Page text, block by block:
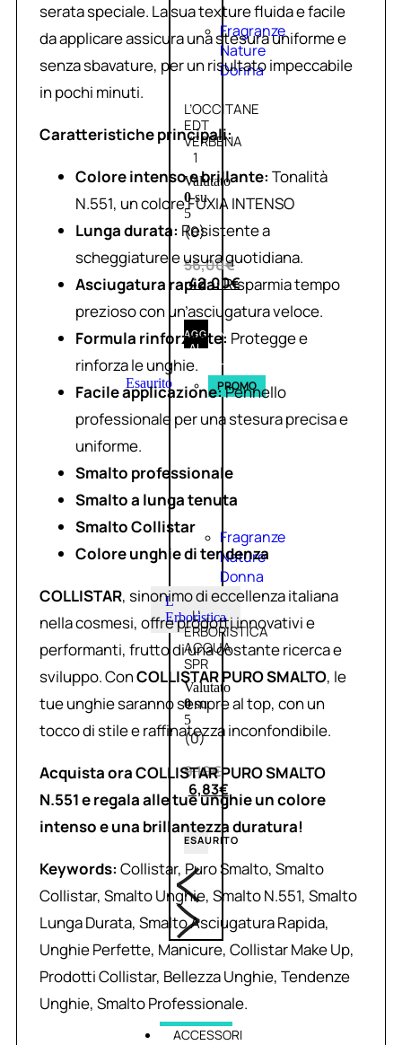
Fragranze
Nature
Donna
L’OCCITANE
EDT
VERBENA
1
Valutato
0su
5
(0)
56,00€
42,00€
AGGIUNGI
AL
CARRELLO
Esaurito PROMO
Fragranze
Nature
Donna
L
Erboristica
L’
ERBORISTICA
ACQUA
SPR
Valutato
0su
5
(0)
9,10€
6,83€
ESAURITO
ACCESSORI
serata speciale. La sua texture fluida e facile
da applicare assicura una stesura uniforme e
senza sbavature, per un risultato impeccabile
in pochi minuti.
Caratteristiche principali:
Colore intenso e brillante: Tonalità
N.551, un colore FUXIA INTENSO
Lunga durata: Resistente a
scheggiature e usura quotidiana.
Asciugatura rapida:Risparmia tempo
prezioso con un’asciugatura veloce.
Formula rinforzante: Protegge e
rinforza le unghie.
Facile applicazione:Pennello
professionale per una stesura precisa e
uniforme.
Smalto professionale
Smalto a lunga tenuta
Smalto Collistar
Colore unghie di tendenza
COLLISTAR, sinonimo di eccellenza italiana
nella cosmesi, offre prodotti innovativi e
performanti, frutto di una costante ricerca e
sviluppo. ConCOLLISTAR PURO SMALTO, le
tue unghie saranno sempre al top, con un
tocco di stile e raffinatezza inconfondibile.
Acquista ora COLLISTAR PURO SMALTO
N.551 e regala alle tue unghie un colore
intenso e una brillantezza duratura!
Keywords: Collistar, Puro Smalto, Smalto
Collistar, Smalto Unghie, Smalto N.551, Smalto
Lunga Durata, Smalto Asciugatura Rapida,
Unghie Perfette, Manicure, Collistar Make Up,
Prodotti Collistar, Bellezza Unghie, Tendenze
Unghie, Smalto Professionale.